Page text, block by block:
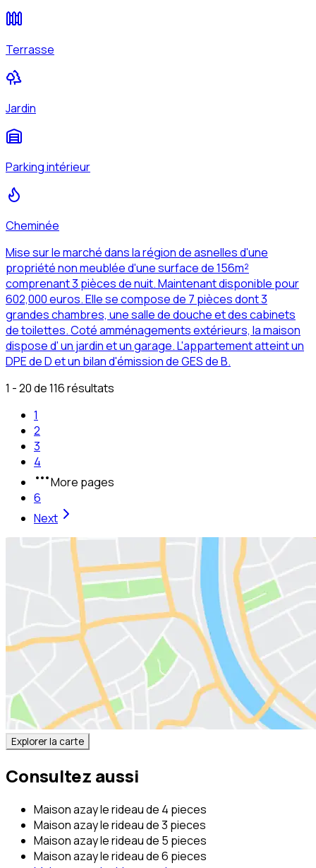
Terrasse
Jardin
Parking intérieur
Cheminée
Mise sur le marché dans la région de asnelles d'une
propriété non meublée d'une surface de 156m²
comprenant 3 pièces de nuit. Maintenant disponible pour
602,000 euros. Elle se compose de 7 pièces dont 3
grandes chambres, une salle de douche et des cabinets
de toilettes. Coté amménagements extérieurs, la maison
dispose d' un jardin et un garage. L'appartement atteint un
DPE de D et un bilan d'émission de GES de B.
1 - 20 de 116 résultats
1
2
3
4
More pages
6
Next
Explorer la carte
Consultez aussi
Maison azay le rideau de 4 pieces
Maison azay le rideau de 3 pieces
Maison azay le rideau de 5 pieces
Maison azay le rideau de 6 pieces